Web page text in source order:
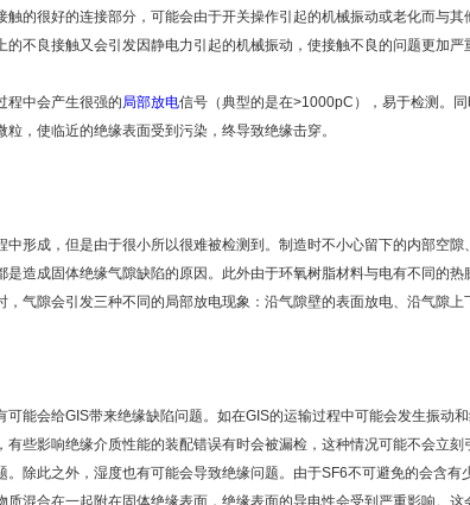
触的很好的连接部分，可能会由于开关操作引起的机械振动或老化而与其
不良接触又会引发因静电力引起的机械振动，使接触不良的问题更加严
程中会产生很强的局部放电信号（典型的是在>1000pC），易于检测。
，使临近的绝缘表面受到污染，终导致绝缘击穿。
形成，但是由于很小所以很难被检测到。制造时不小心留下的内部空隙
是造成固体绝缘气隙缺陷的原因。此外由于环氧树脂材料与电有不同的热
气隙会引发三种不同的局部放电现象：沿气隙壁的表面放电、沿气隙上
能会给GIS带来绝缘缺陷问题。如在GIS的运输过程中可能会发生振动
有些影响绝缘介质性能的装配错误有时会被漏检，这种情况可能不会立刻
。除此之外，湿度也有可能会导致绝缘问题。由于SF6不可避免的会含有
质混合在一起附在固体绝缘表面，绝缘表面的导电性会受到严重影响。这